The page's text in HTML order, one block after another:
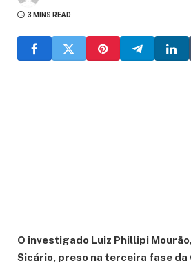
3 MINS READ
O investigado Luiz Phillipi
Sicário, preso na terceira fase da